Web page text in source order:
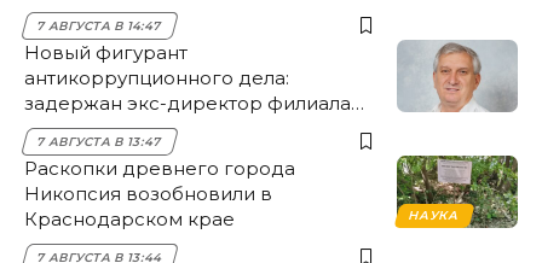
7 АВГУСТА В 14:47
Новый фигурант
антикоррупционного дела:
задержан экс-директор филиала
НЭСК Крымска
7 АВГУСТА В 13:47
НАУКА
Раскопки древнего города
Никопсия возобновили в
Краснодарском крае
7 АВГУСТА В 13:44